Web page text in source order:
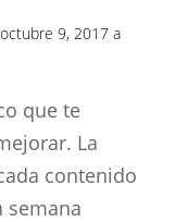
9, 2017 a
que te
La
contenido
semana